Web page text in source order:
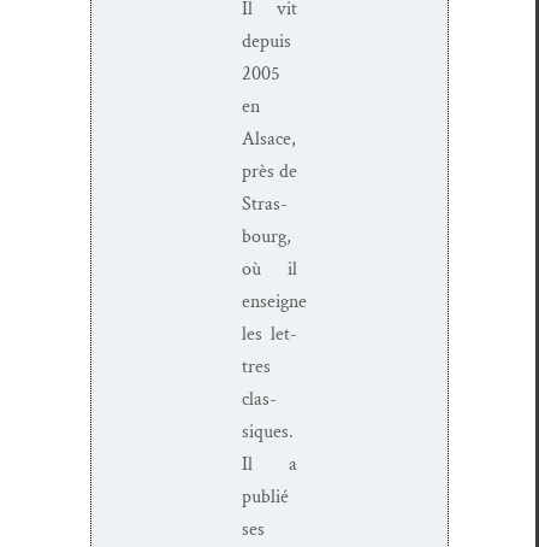
Il vit
depuis
2005
en
Alsace,
près de
Stras­
bourg,
où il
enseigne
les let­
tres
clas­
siques.
Il a
pub­lié
ses